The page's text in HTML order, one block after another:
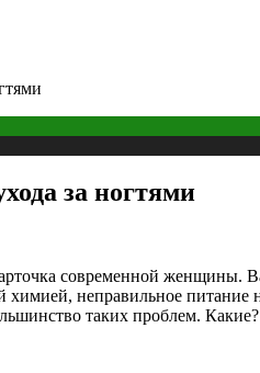
за ногтями
современной женщины.
химией, неправильное
таких проблем. Какие?